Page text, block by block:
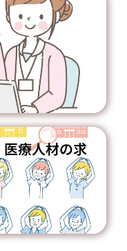
療人材の求